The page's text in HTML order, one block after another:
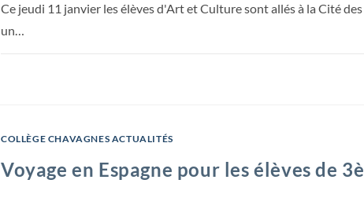
Ce jeudi 11 janvier les élèves d'Art et Culture sont allés à la Cité
un…
COLLÈGE CHAVAGNES ACTUALITÉS
Voyage en Espagne pour les élèves de